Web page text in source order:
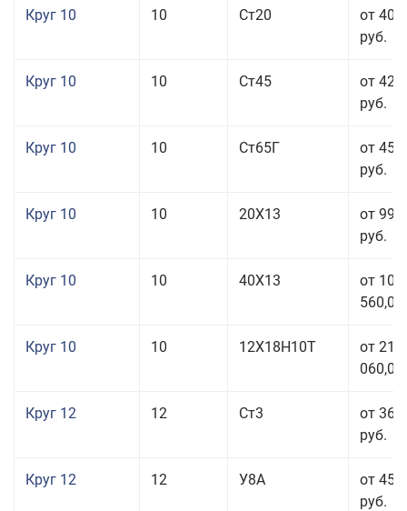
Круг 10 10 Ст20
от 40
руб.
Круг 10 10 Ст45
от 42
руб.
Круг 10 10 Ст65Г
от 45
руб.
Круг 10 10 20Х13
от 99
руб.
Круг 10 10 40Х13
от 106
560,00
Круг 10 10 12Х18Н10Т
от 215
060,00
Круг 12 12 Ст3
от 36
руб.
Круг 12 12 У8А
от 45
руб.